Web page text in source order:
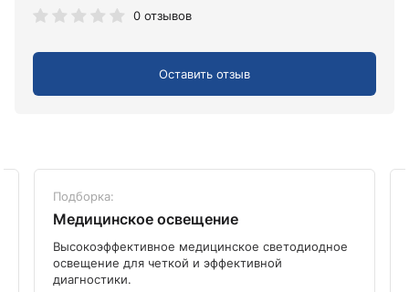
0 отзывов
Оставить отзыв
Подборка:
Медицинское освещение
Высокоэффективное медицинское светодиодное
освещение для четкой и эффективной
диагностики.